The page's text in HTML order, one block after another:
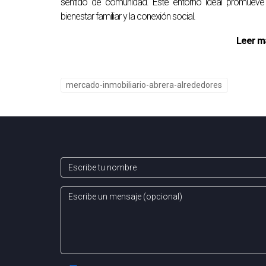
bienestar familiar y la conexión social.
Leer
mercado-inmobiliario-abrera-alrededores